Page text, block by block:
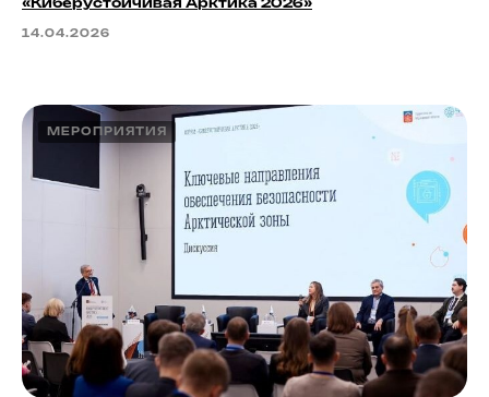
«Киберустойчивая Арктика 2026»
14.04.2026
МЕРОПРИЯТИЯ